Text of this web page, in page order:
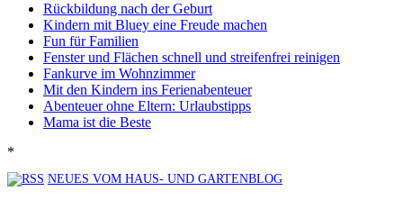
Rückbildung nach der Geburt
Kindern mit Bluey eine Freude machen
Fun für Familien
Fenster und Flächen schnell und streifenfrei reinigen
Fankurve im Wohnzimmer
Mit den Kindern ins Ferienabenteuer
Abenteuer ohne Eltern: Urlaubstipps
Mama ist die Beste
*
NEUES VOM HAUS- UND GARTENBLOG